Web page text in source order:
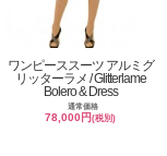
ワンピーススーツ アルミグ
リッターラメ / Glitterlame
Bolero & Dress
通常価格
78,000円(税別)